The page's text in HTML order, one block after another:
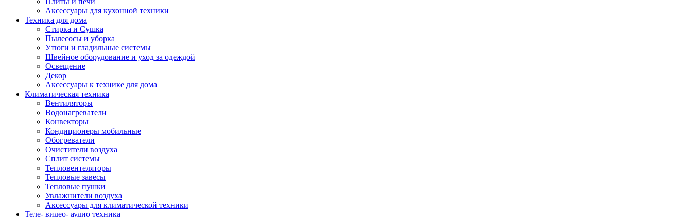
Аксессуары для кухонной техники
Техника для дома
Стирка и Сушка
Пылесосы и уборка
Утюги и гладильные системы
Швейное оборудование и уход за одеждой
Освещение
Декор
Аксессуары к технике для дома
Климатическая техника
Вентиляторы
Водонагреватели
Конвекторы
Кондиционеры мобильные
Обогреватели
Очистители воздуха
Сплит системы
Тепловентеляторы
Тепловые завесы
Тепловые пушки
Увлажнители воздуха
Аксессуары для климатической техники
Теле- видео- аудио техника